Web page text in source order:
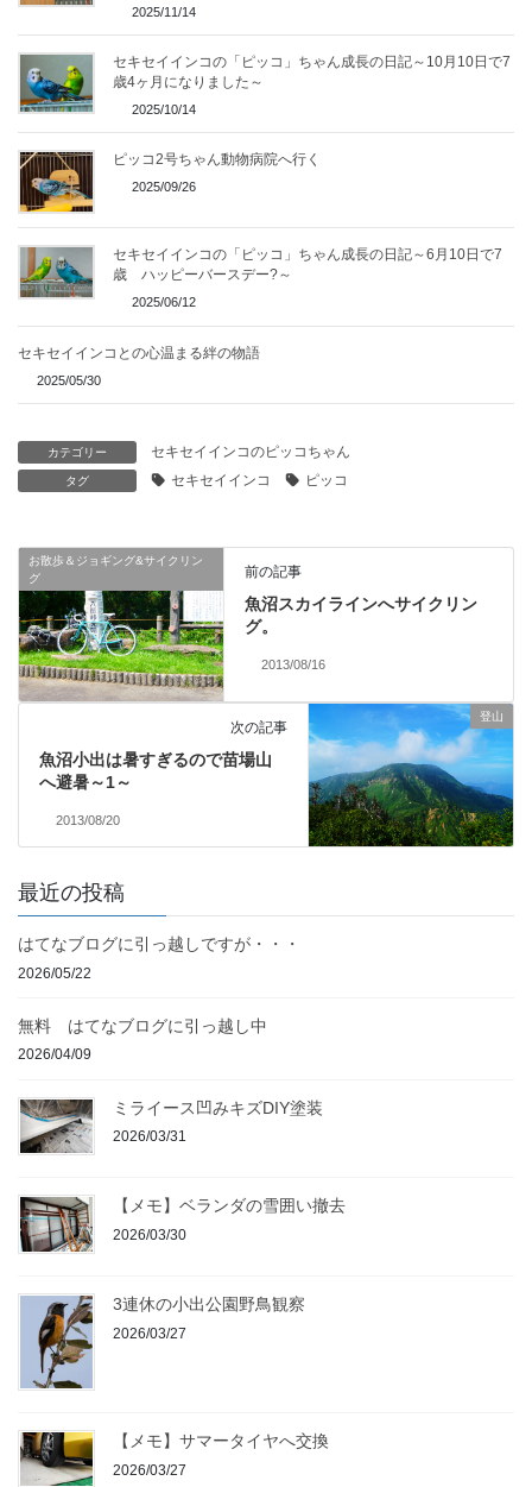
2025/11/14
セキセイインコの「ピッコ」ちゃん成長の日記～10月10日で7
歳4ヶ月になりました～
2025/10/14
ピッコ2号ちゃん動物病院へ行く
2025/09/26
セキセイインコの「ピッコ」ちゃん成長の日記～6月10日で7
歳 ハッピーバースデー?～
2025/06/12
セキセイインコとの心温まる絆の物語
2025/05/30
カテゴリー セキセイインコのピッコちゃん
タグ セキセイインコ ピッコ
お散歩＆ジョギング&サイクリン
グ
前の記事
魚沼スカイラインへサイクリン
グ。
2013/08/16
登山
次の記事
魚沼小出は暑すぎるので苗場山
へ避暑～1～
2013/08/20
最近の投稿
はてなブログに引っ越しですが・・・
2026/05/22
無料 はてなブログに引っ越し中
2026/04/09
ミライース凹みキズDIY塗装
2026/03/31
【メモ】ベランダの雪囲い撤去
2026/03/30
3連休の小出公園野鳥観察
2026/03/27
【メモ】サマータイヤへ交換
2026/03/27